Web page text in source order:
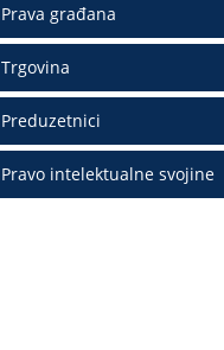
Prava građana
Trgovina
Preduzetnici
Pravo intelektualne svojine